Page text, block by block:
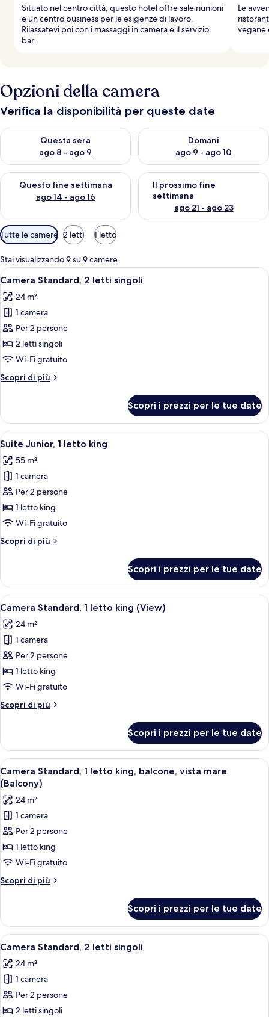
Situato nel centro città, questo hotel offre sale riunioni
e un centro business per le esigenze di lavoro.
Rilassatevi poi con i massaggi in camera e il servizio
bar.
Le
vegane
Opzioni della camera
Verifica la disponibilità per queste date
Questa sera
ago 8 - ago 9
Verifica la disponibilità per questa sera, ago 8 - ago 9
Domani
ago 9 - ago 10
Verifica la disponibilità per
Questo fine settimana
ago 14 - ago 16
Verifica la disponibilità per questo fine settimana, ago 14 -
Il prossimo fine
settimana
ago 21 - ago 23
Verifica la disponibilità per il
Filtri
disponibili
per
le
camere
Tutte le camere 2 letti 1 letto
Stai visualizzando 9 su 9 camere
Apri
tutte
le
foto
per
Camera
Standard,
letti
Camera d'albergo con due letti, un
5
Camera Standard, 2 letti singoli
24 m²
1 camera
Per 2 persone
2 letti singoli
Wi-Fi gratuito
Scopri di più
Altri
Standard,
letti
Scopri i prezzi per le tue date
Apri
tutte
le
foto
per
Suite
Junior,
letto
Un letto rifatto con lenzuola bianche
8
Suite Junior, 1 letto king
55 m²
1 camera
Per 2 persone
1 letto king
Wi-Fi gratuito
Scopri di più
Altri
Junior,
letto
Scopri i prezzi per le tue date
Apri
tutte
le
foto
per
Camera
Standard,
letto
Una camera d'albergo con un letto,
11
Camera Standard, 1 letto king (View)
24 m²
1 camera
Per 2 persone
1 letto king
Wi-Fi gratuito
Scopri di più
Altri
Standard,
letto
king
(View)
Scopri i prezzi per le tue date
Apri
tutte
le
foto
per
Camera
Standard,
1
letto
king,
vista
mare
(Balcony)
Una camera d'albergo moderna con
7
Camera Standard, 1 letto king, balcone, vista mare
(Balcony)
24 m²
1 camera
Per 2 persone
1 letto king
Wi-Fi gratuito
Scopri di più
Altri
Standard,
letto
balcone,
vista
(Balcony)
Scopri i prezzi per le tue date
Apri
tutte
le
foto
per
Camera
Camera matrimoniale con due letti,
5
Camera Standard, 2 letti singoli
24 m²
1 camera
Per 2 persone
2 letti singoli